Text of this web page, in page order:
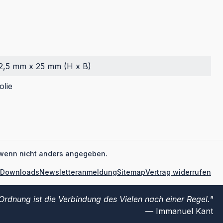
mm x 25 mm (H x B)
nicht anders angegeben.
DownloadsNewsletteranmeldungSitemapVertrag widerrufen
ist die Verbindung des Vielen nach einer Regel.
Immanuel Kant